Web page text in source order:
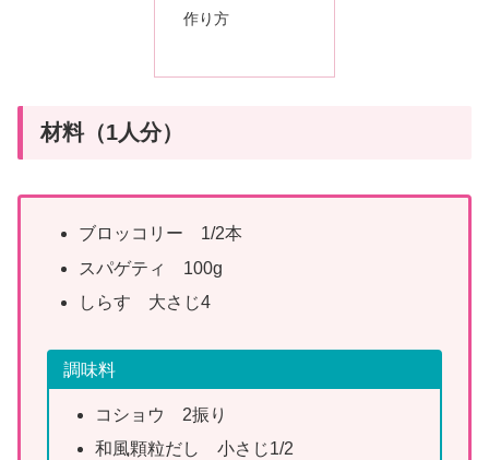
作り方
材料（1人分）
ブロッコリー 1/2本
スパゲティ 100g
しらす 大さじ4
調味料
コショウ 2振り
和風顆粒だし 小さじ1/2